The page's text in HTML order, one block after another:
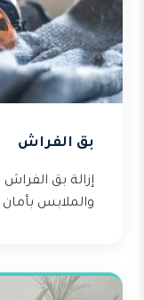
بق الفراش
إزالة بق الفراش
والملابس بأمان